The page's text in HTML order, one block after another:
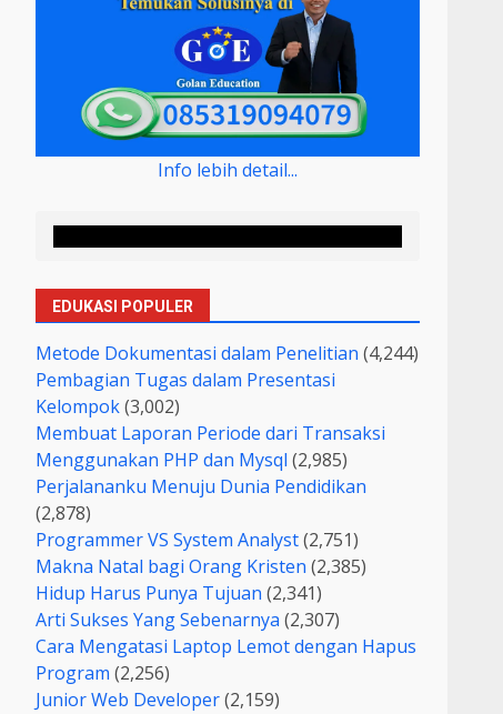
Info lebih detail...
EDUKASI POPULER
Metode Dokumentasi dalam Penelitian (4,244)
Pembagian Tugas dalam Presentasi
Kelompok(3,002)
Membuat Laporan Periode dari Transaksi
Menggunakan PHP dan Mysql (2,985)
Perjalananku Menuju Dunia Pendidikan
(2,878)
Programmer VS System Analyst(2,751)
Makna Natal bagi Orang Kristen (2,385)
Hidup Harus Punya Tujuan (2,341)
Arti Sukses Yang Sebenarnya (2,307)
Cara Mengatasi Laptop Lemot dengan Hapus
Program (2,256)
Junior Web Developer(2,159)